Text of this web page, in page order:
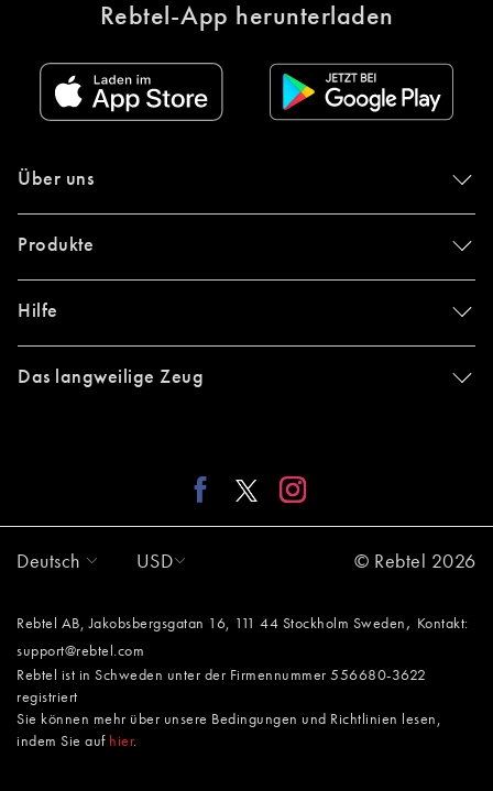
Rebtel-App herunterladen
Über uns
Produkte
Hilfe
Das langweilige Zeug
Deutsch USD © Rebtel 2026
Rebtel AB, Jakobsbergsgatan 16, 111 44 Stockholm Sweden ,
Kontakt:
support@rebtel.com
Rebtel ist in Schweden unter der Firmennummer 556680-3622
registriert
Sie können mehr über unsere Bedingungen und Richtlinien lesen,
indem Sie auf hier.